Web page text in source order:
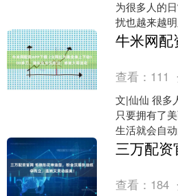
为很多人的
扰也越来越
会和频繁染
明白，让大
查看： 111
文|仙仙 很多
只要拥有了
生活就会自
会如潮水般
此慷慨。再
查看： 184